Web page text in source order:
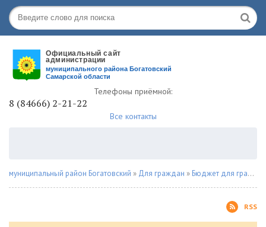
Телефоны приёмной:
8 (84666) 2-21-22
Все контакты
муниципальный район Богатовский » Для граждан » Бюджет для граждан
RSS